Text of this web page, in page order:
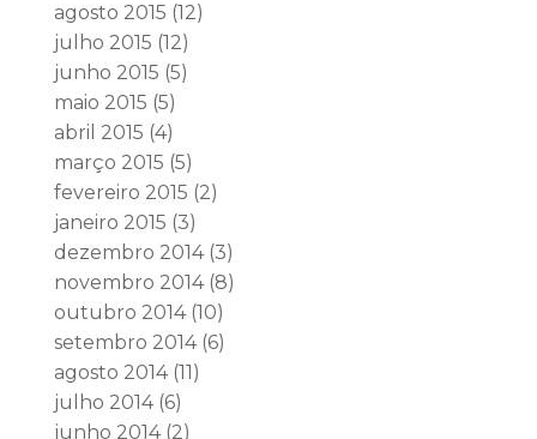
agosto 2015 (12)
julho 2015 (12)
junho 2015 (5)
maio 2015 (5)
abril 2015 (4)
março 2015 (5)
fevereiro 2015 (2)
janeiro 2015 (3)
dezembro 2014(3)
novembro 2014(8)
outubro 2014(10)
setembro 2014(6)
agosto 2014(11)
julho 2014(6)
junho 2014(2)